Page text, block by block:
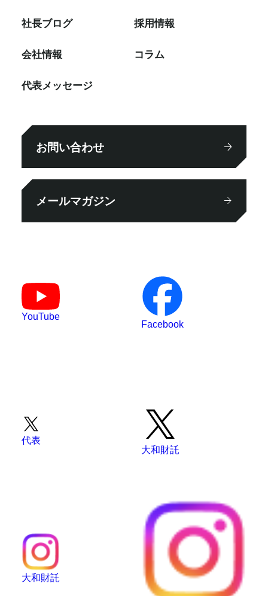
社⻑ブログ
会社情報
代表メッセージ
採⽤情報
コラム
お問い合わせ
メールマガジン
YouTube
Facebook
代表
大和財託
大和財託